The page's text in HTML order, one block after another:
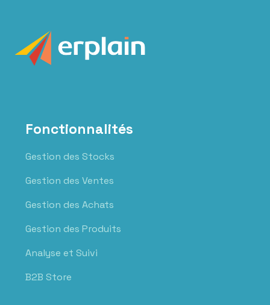
Fonctionnalités
Gestion des Stocks
Gestion des Ventes
Gestion des Achats
Gestion des Produits
Analyse et Suivi
B2B Store